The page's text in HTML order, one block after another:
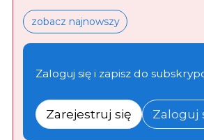
zobacz najnowszy
Zaloguj się i zapisz do
Zarejestruj się Zaloguj